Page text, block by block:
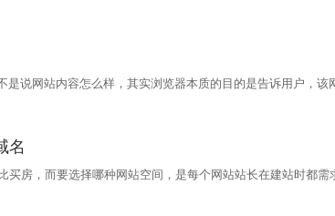
说网站内容怎么样，其实浏览器本质的目的是告诉用户，该
名
买房，而要选择哪种网站空间，是每个网站站长在建站时都需